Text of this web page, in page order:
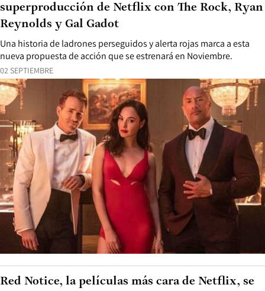
02 SEPTIEMBRE
Una historia de ladrones perseguidos y alerta rojas marca a esta
nueva propuesta de acción que se estrenará en Noviembre.
superproducción de Netflix con The Rock, Ryan
Reynolds y Gal Gadot
Red Notice, la películas más cara de Netflix, se